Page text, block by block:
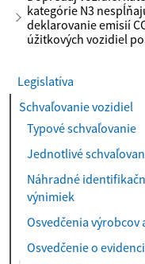
kategórie N3
deklarovanie emisií
úžitkových vozidiel
Legislatíva
Schvaľovanie vozidiel
Typové schvaľovanie
Jednotlivé
Náhradné
výnimiek
Osvedčenia výrobcov
Osvedčenie o